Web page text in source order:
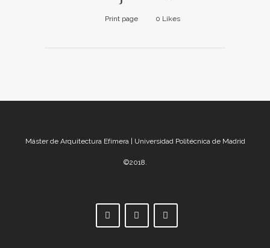
Print page 0 Likes
Máster de Arquitectura Efímera | Universidad Politécnica de Madrid
©2018.